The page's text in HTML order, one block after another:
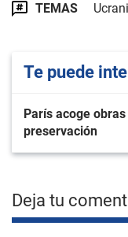
TEMAS
Te puede
París acoge
preservación
Deja tu